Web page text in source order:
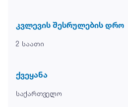
კვლევის შესრულების დრო
2 საათი
ქვეყანა
საქართველო